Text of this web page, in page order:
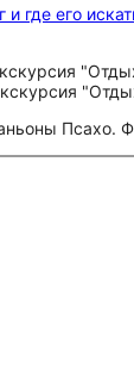
и где его
Псахо.